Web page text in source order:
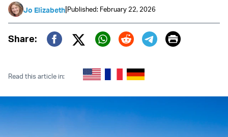
Jo Elizabeth|Published: February 22, 2026
Share:
Twitter (X)
Print
Read this article in: